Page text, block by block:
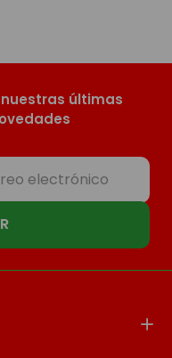
últimas